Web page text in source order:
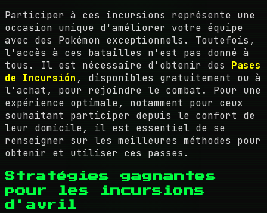
Participer à ces incursions représente une
occasion unique d'améliorer votre équipe
avec des Pokémon exceptionnels. Toutefois,
l'accès à ces batailles n'est pas donné à
tous. Il est nécessaire d'obtenir des Pases
de Incursión , disponibles gratuitement ou à
l'achat, pour rejoindre le combat. Pour une
expérience optimale, notamment pour ceux
souhaitant participer depuis le confort de
leur domicile, il est essentiel de se
renseigner sur les meilleures méthodes pour
obtenir et utiliser ces passes.
Stratégies gagnantes
pour les incursions
d'avril